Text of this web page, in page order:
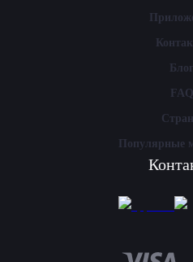
Блог
FAQ
Популярные